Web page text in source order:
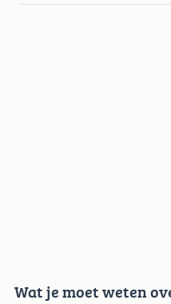
Wat je moet weten